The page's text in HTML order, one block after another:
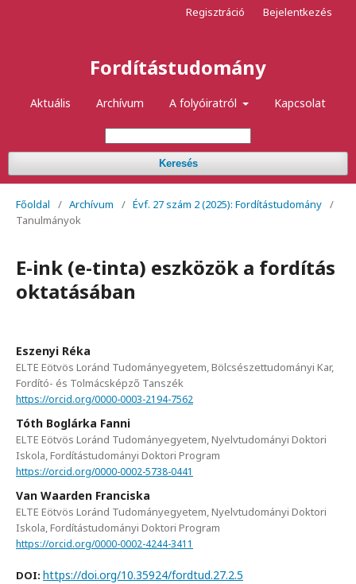
Fordítástudomány
Aktuális Archívum A folyóiratról Kapcsolat
Keresés
Regisztráció Bejelentkezés
Főoldal / Archívum / Évf. 27 szám 2 (2025): Fordítástudomány /
Tanulmányok
E-ink (e-tinta) eszközök a fordítás
oktatásában
Eszenyi Réka
ELTE Eötvös Loránd Tudományegyetem, Bölcsészettudományi Kar,
Fordító- és Tolmácsképző Tanszék
https://orcid.org/0000-0003-2194-7562
Tóth Boglárka Fanni
ELTE Eötvös Loránd Tudományegyetem, Nyelvtudományi Doktori
Iskola, Fordítástudományi Doktori Program
https://orcid.org/0000-0002-5738-0441
Van Waarden Franciska
ELTE Eötvös Loránd Tudományegyetem, Nyelvtudományi Doktori
Iskola, Fordítástudományi Doktori Program
https://orcid.org/0000-0002-4244-3411
DOI: https://doi.org/10.35924/fordtud.27.2.5